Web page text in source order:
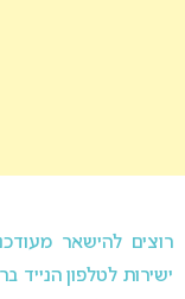
רוצים להישאר
ישירות לטלפון הנייד